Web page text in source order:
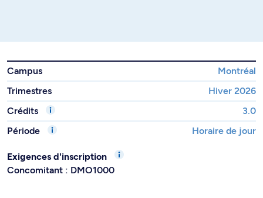
Campus
Montréal
Trimestres
Hiver 2026
Crédits
3.0
Période
Horaire de jour
Exigences d'inscription
Concomitant : DMO1000